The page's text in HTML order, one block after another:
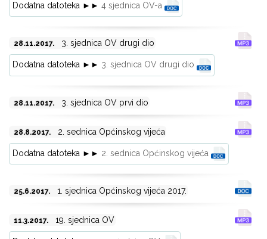
Dodatna datoteka ►► 4 sjednica OV-a
28.11.2017. 3. sjednica OV drugi dio
Dodatna datoteka ►► 3. sjednica OV drugi dio
28.11.2017. 3. sjednica OV prvi dio
28.8.2017. 2. sednica Općinskog vijeća
Dodatna datoteka ►► 2. sednica Općinskog vijeća
25.6.2017. 1. sjednica Općinskog vijeća 2017.
11.3.2017. 19. sjednica OV